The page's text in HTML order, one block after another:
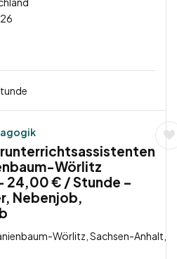
Wörlitz
24,00 € / Stunde –
Nebenjob,
Wörlitz, Sachsen-Anhalt,